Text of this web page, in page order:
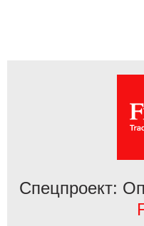
Спецпроект: